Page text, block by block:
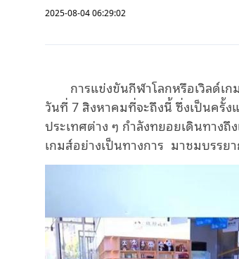
2025-08-04 06:29:02
การแข่งขันกีฬาโลกหรือเวิลด์เ
วันที่ 7 สิงหาคมที่จะถึงนี้ ซึ่งเป็นครั้
ประเทศต่าง ๆ กำลังทยอยเดินทาง
เกมส์อย่างเป็นทางการ มาชมบรร